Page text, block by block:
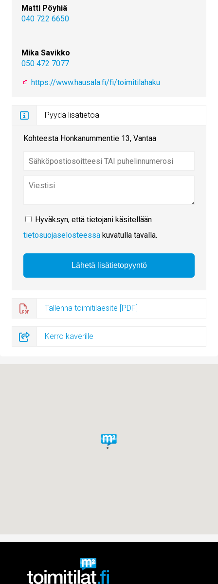
Matti Pöyhiä
040 722 6650
Mika Savikko
050 472 7077
https://www.hausala.fi/fi/toimitilahaku
Pyydä lisätietoa
Kohteesta Honkanummentie 13, Vantaa
Hyväksyn, että tietojani käsitellään
tietosuojaselosteessa kuvatulla tavalla.
Tallenna toimitilaesite [PDF]
Kerro kaverille